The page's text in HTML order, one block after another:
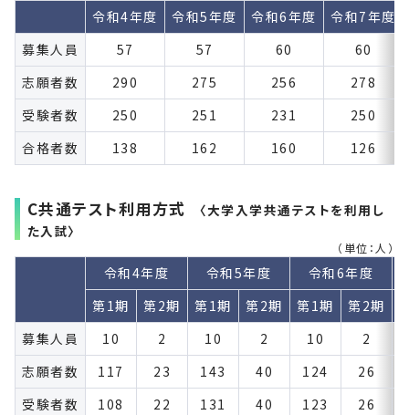
令和4年度 令和5年度 令和6年度
令和7年度
募集人員
57 57 60
60
志願者数
290 275 256
278
受験者数
250 251 231
250
合格者数
138 162 160 126
C共通テスト利用方式
〈大学入学共通テストを利用し
た入試〉
（単位：人）
令和4年度 令和5年度
令和6年度
第1期
第2期 第1期 第2期 第1期 第2期
募集人員
10 2 10 2 10
2
志願者数
117 23 143 40 124 26
受験者数
108 22 131 40 123 26